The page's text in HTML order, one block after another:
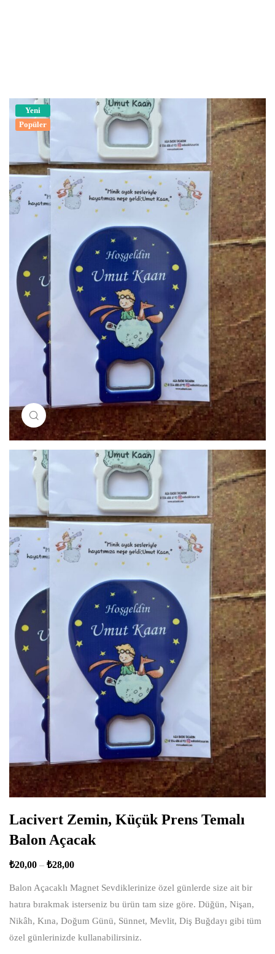
Yeni
Popüler
Resimi büyütmek için tıklayın
Lacivert Zemin, Küçük Prens Temalı
Balon Açacak
₺20,00 – ₺28,00
Balon Açacaklı Magnet Sevdiklerinize özel günlerde size ait bir
hatıra bırakmak isterseniz bu ürün tam size göre. Düğün, Nişan,
Nikâh, Kına, Doğum Günü, Sünnet, Mevlit, Diş Buğdayı gibi tüm
özel günlerinizde kullanabilirsiniz.